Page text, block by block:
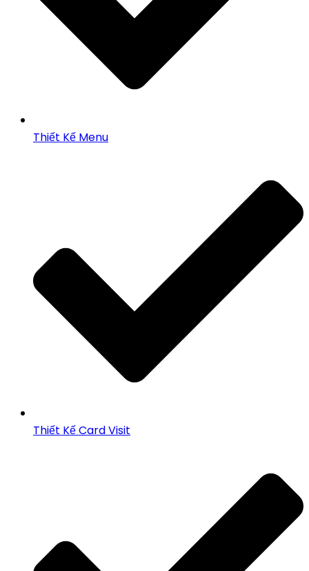
Thiết Kế Menu
Thiết Kế Card Visit